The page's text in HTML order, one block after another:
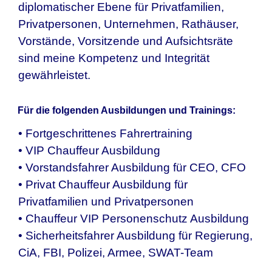
diplomatischer Ebene für Privatfamilien,
Privatpersonen, Unternehmen, Rathäuser,
Vorstände, Vorsitzende und Aufsichtsräte
sind meine Kompetenz und Integrität
gewährleistet.
Für die folgenden Ausbildungen und Trainings:
• Fortgeschrittenes Fahrertraining
• VIP Chauffeur Ausbildung
• Vorstandsfahrer Ausbildung für CEO, CFO
• Privat Chauffeur Ausbildung für
Privatfamilien und Privatpersonen
• Chauffeur VIP Personenschutz Ausbildung
• Sicherheitsfahrer Ausbildung für Regierung,
CiA, FBI, Polizei, Armee, SWAT-Team